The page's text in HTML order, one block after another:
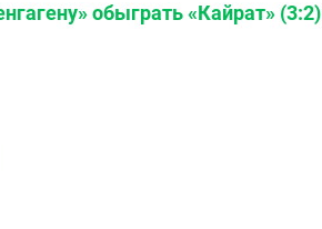
обыграть «Кайрат» (3:2)